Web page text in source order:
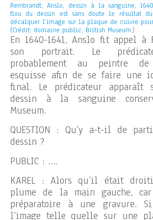
Rembrandt, Anslo, dessin à la sanguine,
flou du dessin est sans doute le résultat
décalquer l’image sur la plaque de cuivre
(Crédit: domaine public, British Museum.)
En 1640-1641, Anslo fit appel à
son portrait. Le
probablement au peintre
esquisse afin de se faire une
final. Le prédicateur apparaît
dessin à la sanguine
Museum.
QUESTION : Qu’y a-t-il de
dessin ?
PUBLIC : ….
KAREL : Alors qu’il était
plume de la main gauche,
préparatoire à une gravure.
l’image telle quelle sur une